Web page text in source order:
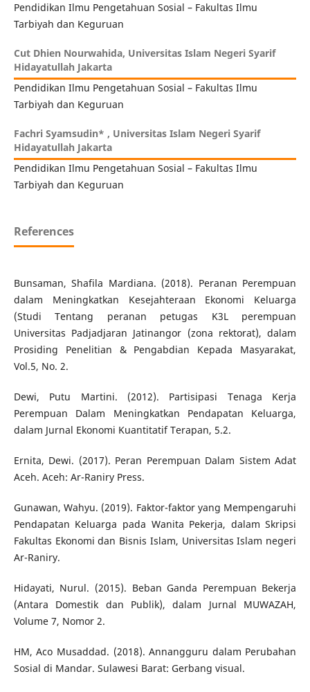
Pendidikan Ilmu Pengetahuan Sosial – Fakultas Ilmu
Tarbiyah dan Keguruan
Cut Dhien Nourwahida, Universitas Islam Negeri Syarif
Hidayatullah Jakarta
Pendidikan Ilmu Pengetahuan Sosial – Fakultas Ilmu
Tarbiyah dan Keguruan
Fachri Syamsudin* , Universitas Islam Negeri Syarif
Hidayatullah Jakarta
Pendidikan Ilmu Pengetahuan Sosial – Fakultas Ilmu
Tarbiyah dan Keguruan
References
Bunsaman, Shafila Mardiana. (2018). Peranan Perempuan
dalam Meningkatkan Kesejahteraan Ekonomi Keluarga
(Studi Tentang peranan petugas K3L perempuan
Universitas Padjadjaran Jatinangor (zona rektorat), dalam
Prosiding Penelitian & Pengabdian Kepada Masyarakat,
Vol.5, No. 2.
Dewi, Putu Martini. (2012). Partisipasi Tenaga Kerja
Perempuan Dalam Meningkatkan Pendapatan Keluarga,
dalam Jurnal Ekonomi Kuantitatif Terapan, 5.2.
Ernita, Dewi. (2017). Peran Perempuan Dalam Sistem Adat
Aceh. Aceh: Ar-Raniry Press.
Gunawan, Wahyu. (2019). Faktor-faktor yang Mempengaruhi
Pendapatan Keluarga pada Wanita Pekerja, dalam Skripsi
Fakultas Ekonomi dan Bisnis Islam, Universitas Islam negeri
Ar-Raniry.
Hidayati, Nurul. (2015). Beban Ganda Perempuan Bekerja
(Antara Domestik dan Publik), dalam Jurnal MUWAZAH,
Volume 7, Nomor 2.
HM, Aco Musaddad. (2018). Annangguru dalam Perubahan
Sosial di Mandar. Sulawesi Barat: Gerbang visual.